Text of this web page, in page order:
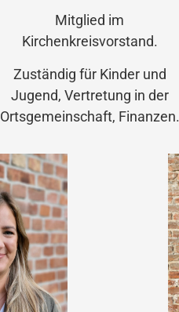
Mitglied im
Kirchenkreisvorstand.
Zuständig für Kinder und
Jugend, Vertretung in der
Ortsgemeinschaft, Finanzen.